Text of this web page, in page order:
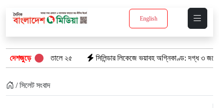
English
দেশজুড়ে
২৫ সিলিন্ডার লিকেজে ভয়াবহ অগ্নিকাণ্ড: দগ্ধ ৩ জনের অবস্থা
/ সিলেট সংবাদ